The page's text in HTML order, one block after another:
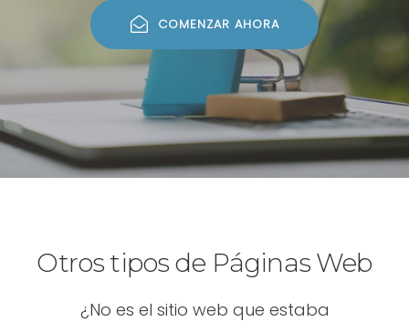
COMENZAR AHORA
Otros tipos de Páginas Web
¿No es el sitio web que estaba